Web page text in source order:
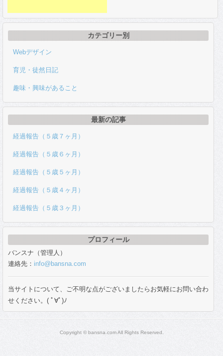
カテゴリー別
Webデザイン
育児・徒然日記
趣味・興味があること
最新の記事
経過報告（５歳７ヶ月）
経過報告（５歳６ヶ月）
経過報告（５歳５ヶ月）
経過報告（５歳４ヶ月）
経過報告（５歳３ヶ月）
プロフィール
バンスナ（管理人）
連絡先： info@bansna.com
当サイトについて、ご不明な点がございましたらお気軽にお問い合わ
せください。( ﾟ∀ﾟ)ﾉ
Copyright © bansna.com All Rights Reserved.